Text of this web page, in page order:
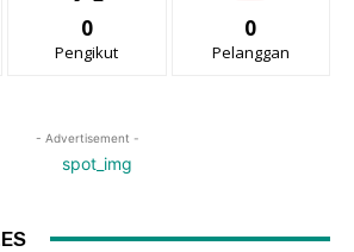
0
Pengikut
0
Pelanggan
- Advertisement -